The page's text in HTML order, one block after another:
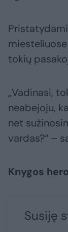
tokių
„Vadinasi,
neabejoju,
net
vardas?“ –
Knygos
Susiję